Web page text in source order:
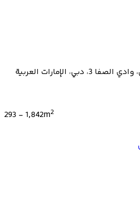
مسار الدراجات، مجان، وادي الصفا 3، دبي، الإمارات العربية
293 - 1,842m2